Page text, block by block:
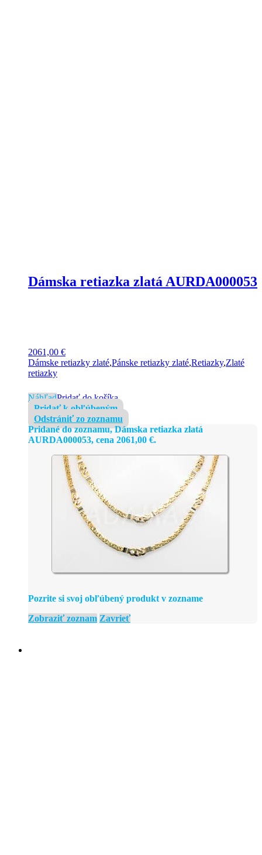
Dámska retiazka zlatá AURDA000053
2061,00 €
Dámske retiazky zlaté,Pánske retiazky zlaté,Retiazky,Zlaté
retiazky
NáhľadPridať do košíka
Pridať k obľúbeným
Odstrániť zo zoznamu
Pridané do zoznamu, Dámska retiazka zlatá
AURDA000053, cena 2061,00 €.
Pozrite si svoj obľúbený produkt v zozname
Zobraziť zoznam Zavrieť